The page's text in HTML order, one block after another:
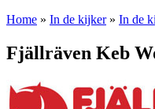
Home » In de kijker» In de
Fjällräven Keb